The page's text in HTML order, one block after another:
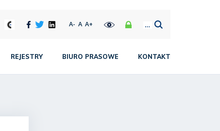
A- A A+
REJESTRY BIURO PRASOWE KONTAKT